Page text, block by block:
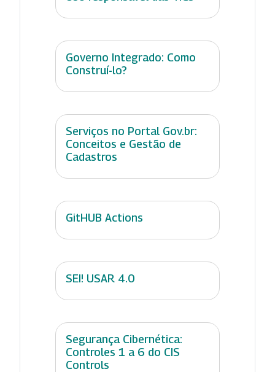
Governo Integrado: Como
Construí-lo?
Serviços no Portal Gov.br:
Conceitos e Gestão de
Cadastros
GitHUB Actions
SEI! USAR 4.0
Segurança Cibernética:
Controles 1 a 6 do CIS
Controls